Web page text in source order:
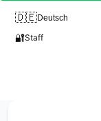
🇩🇪Deutsch
🔐Staff